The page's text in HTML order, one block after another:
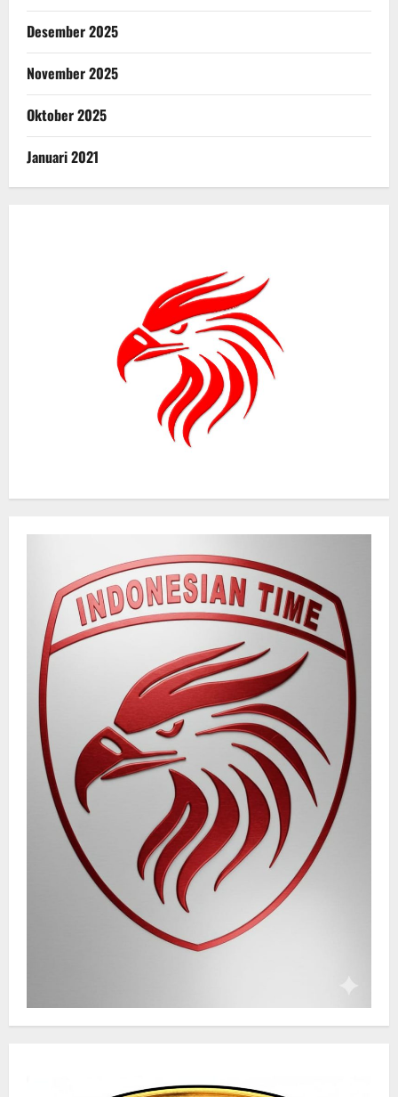
Desember 2025
November 2025
Oktober 2025
Januari 2021